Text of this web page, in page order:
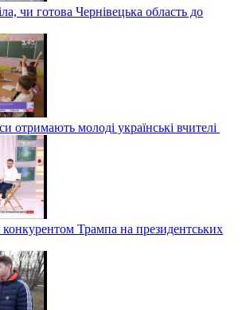
чи готова Чернівецька область до
отримають молоді українські вчителі
Трампа на президентських